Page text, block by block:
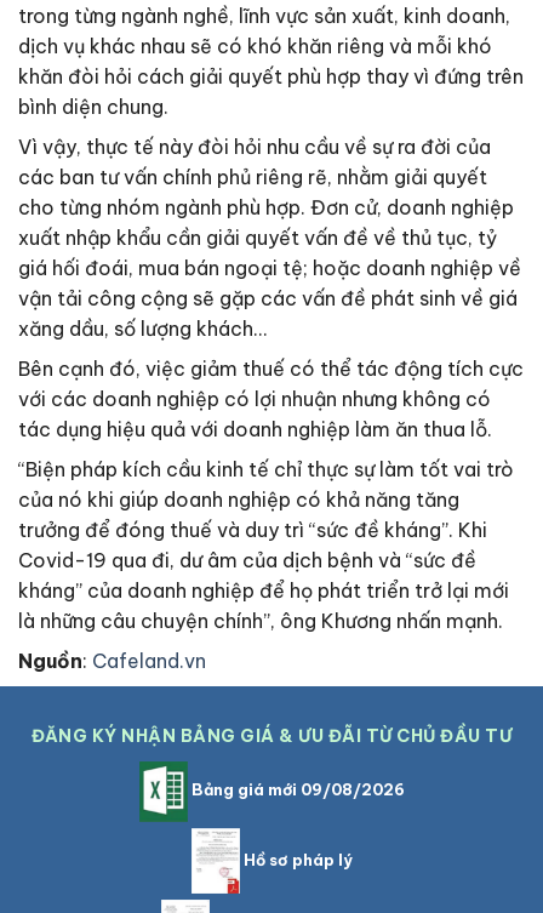
trong từng ngành nghề, lĩnh vực sản xuất, kinh doanh,
dịch vụ khác nhau sẽ có khó khăn riêng và mỗi khó
khăn đòi hỏi cách giải quyết phù hợp thay vì đứng trên
bình diện chung.
Vì vậy, thực tế này đòi hỏi nhu cầu về sự ra đời của
các ban tư vấn chính phủ riêng rẽ, nhằm giải quyết
cho từng nhóm ngành phù hợp. Đơn cử, doanh nghiệp
xuất nhập khẩu cần giải quyết vấn đề về thủ tục, tỷ
giá hối đoái, mua bán ngoại tệ; hoặc doanh nghiệp về
vận tải công cộng sẽ gặp các vấn đề phát sinh về giá
xăng dầu, số lượng khách…
Bên cạnh đó, việc giảm thuế có thể tác động tích cực
với các doanh nghiệp có lợi nhuận nhưng không có
tác dụng hiệu quả với doanh nghiệp làm ăn thua lỗ.
“Biện pháp kích cầu kinh tế chỉ thực sự làm tốt vai trò
của nó khi giúp doanh nghiệp có khả năng tăng
trưởng để đóng thuế và duy trì “sức đề kháng”. Khi
Covid-19 qua đi, dư âm của dịch bệnh và “sức đề
kháng” của doanh nghiệp để họ phát triển trở lại mới
là những câu chuyện chính”, ông Khương nhấn mạnh.
Nguồn: Cafeland.vn
ĐĂNG KÝ NHẬN BẢNG GIÁ & ƯU ĐÃI TỪ CHỦ ĐẦU TƯ
Bảng giá mới 09/08/2026
Hồ sơ pháp lý